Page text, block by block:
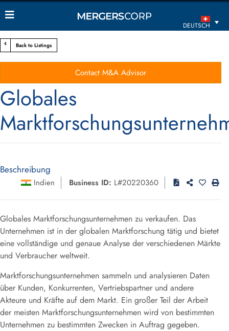
DEUTSCH
Back to Listings
Contact M&A Advisor
Globales
Beschreibung
Indien Business ID: L#20220360
Globales Marktforschungsunternehmen zu verkaufen. Das
Unternehmen ist in der globalen Marktforschung tätig und bietet
eine vollständige und genaue Analyse der verschiedenen Märkte
und Verbraucher weltweit.
Marktforschungsunternehmen sammeln und analysieren Daten
über Kunden, Konkurrenten, Vertriebspartner und andere
Akteure und Kräfte auf dem Markt. Ein großer Teil der Arbeit
der meisten Marktforschungsunternehmen wird von bestimmten
Unternehmen zu bestimmten Zwecken in Auftrag gegeben.